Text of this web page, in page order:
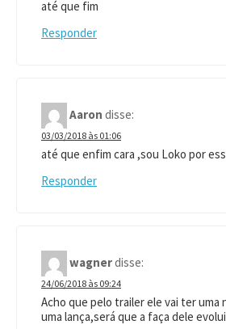
até que fim
Responder
Aaron disse:
03/03/2018 às 01:06
até que enfim cara ,sou Loko por
Responder
wagnerdisse:
24/06/2018 às 09:24
Acho que pelo trailer ele vai ter uma
uma lança,será que a faça dele